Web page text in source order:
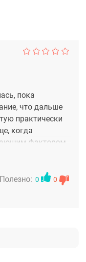
пока
что дальше
практически
когда
фактором
где
после. Рино
Полезно: 0 0